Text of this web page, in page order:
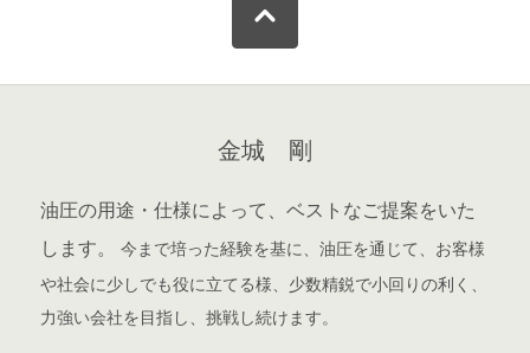
金城 剛
油圧の用途・仕様によって、ベストなご提案をいた
します。
今まで培った経験を基に、油圧を通じて、お客様
や社会に少しでも役に立てる様、少数精鋭で小回りの利く、
力強い会社を目指し、挑戦し続けます。